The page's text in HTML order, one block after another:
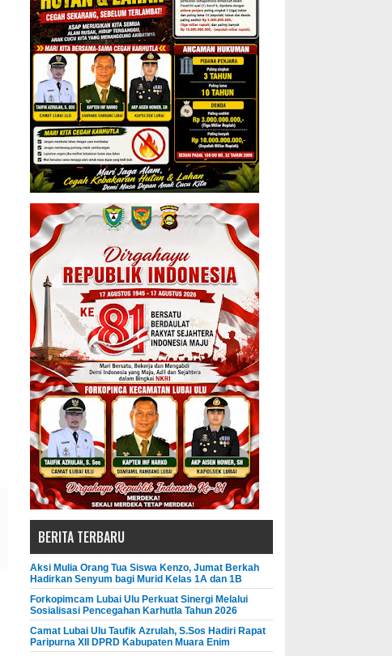
BERITA TERBARU
Aksi Mulia Orang Tua Siswa Kenzo, Jumat Berkah
Hadirkan Senyum bagi Murid Kelas 1A dan 1B
Forkopimcam Lubai Ulu Perkuat Sinergi Melalui
Sosialisasi Pencegahan Karhutla Tahun 2026
Camat Lubai Ulu Taufik Azrulah, S.Sos Hadiri Rapat
Paripurna XII DPRD Kabupaten Muara Enim